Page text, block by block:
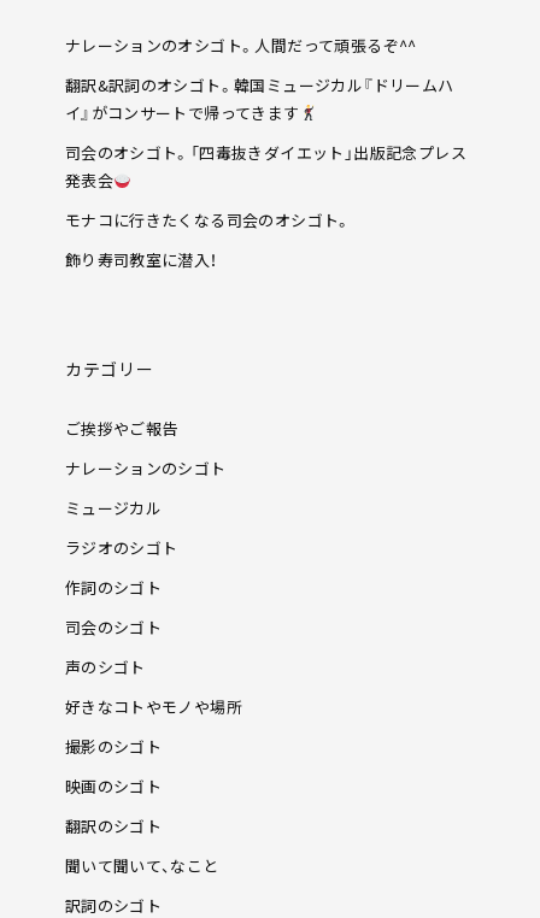
ナレーションのオシゴト。人間だって頑張るぞ^^
翻訳&訳詞のオシゴト。韓国ミュージカル『ドリームハ
イ』がコンサートで帰ってきます
司会のオシゴト。「四毒抜きダイエット」出版記念プレス
発表会
モナコに行きたくなる司会のオシゴト。
飾り寿司教室に潜入！
カテゴリー
ご挨拶やご報告
ナレーションのシゴト
ミュージカル
ラジオのシゴト
作詞のシゴト
司会のシゴト
声のシゴト
好きなコトやモノや場所
撮影のシゴト
映画のシゴト
翻訳のシゴト
聞いて聞いて、なこと
訳詞のシゴト